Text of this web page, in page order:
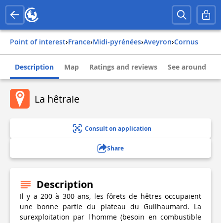
Point of interest› france› midi-pyrénées› aveyron› cornus
Description Map Ratings and reviews See around
La hêtraie
Consult on application
Share
Description
Il y a 200 à 300 ans, les fôrets de hêtres occupaient
une bonne partie du plateau du Guilhaumard. La
surexploitation par l'homme (besoin en combustible